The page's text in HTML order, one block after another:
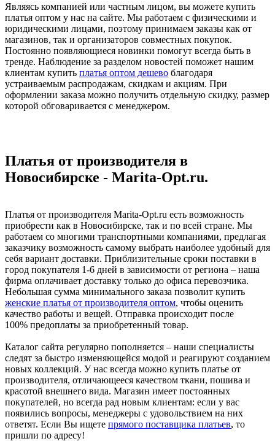
Являясь компанией или частным лицом, вы можете купить
платья оптом у нас на сайте. Мы работаем с физическими и
юридическими лицами, поэтому принимаем заказы как от
магазинов, так и организаторов совместных покупок.
Постоянно появляющиеся новинки помогут всегда быть в
тренде. Наблюдение за разделом новостей поможет нашим
клиентам купить платья оптом дешево благодаря
устраиваемым распродажам, скидкам и акциям. При
оформлении заказа можно получить отдельную скидку, размер
которой обговаривается с менеджером.
Платья от производителя в
Новосибирске - Marita-Opt.ru.
Платья от производителя Marita-Opt.ru есть возможность
приобрести как в Новосибирске, так и по всей стране. Мы
работаем со многими транспортными компаниями, предлагая
заказчику возможность самому выбрать наиболее удобный для
себя вариант доставки. Приблизительные сроки поставки в
город покупателя 1-6 дней в зависимости от региона – наша
фирма оплачивает доставку только до офиса перевозчика.
Небольшая сумма минимального заказа позволит купить
женские платья от производителя оптом, чтобы оценить
качество работы и вещей. Отправка происходит после
100% предоплаты за приобретенный товар.
Каталог сайта регулярно пополняется – наши специалисты
следят за быстро изменяющейся модой и реагируют созданием
новых коллекций. У нас всегда можно купить платье от
производителя, отличающееся качеством ткани, пошива и
красотой внешнего вида. Магазин имеет постоянных
покупателей, но всегда рад новым клиентам: если у вас
появились вопросы, менеджеры с удовольствием на них
ответят. Если Вы ищете прямого поставщика платьев, то
пришли по адресу!